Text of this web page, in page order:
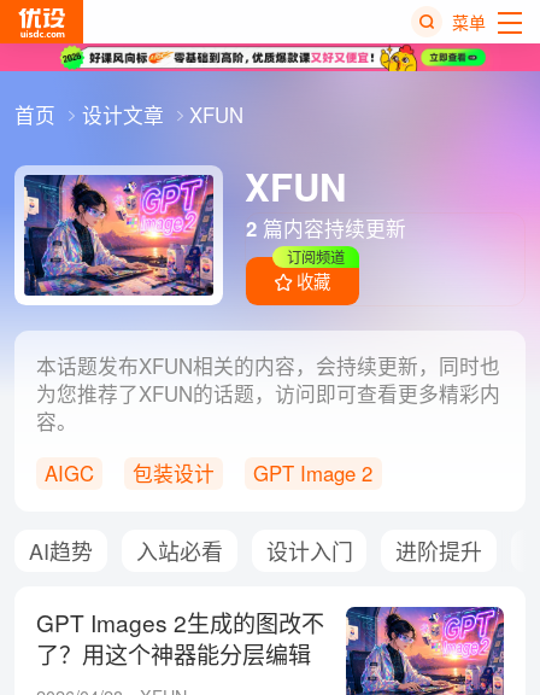
菜单
首页 设计文章 XFUN
XFUN
2 篇内容持续更新
收藏
订阅频道
本话题发布XFUN相关的内容，会持续更新，同时也
为您推荐了XFUN的话题，访问即可查看更多精彩内
容。
AIGC
包装设计 GPT Image 2
AI趋势 入站必看 设计入门 进阶提升
GPT Images 2生成的图改不
了？用这个神器能分层编辑
直接商用！